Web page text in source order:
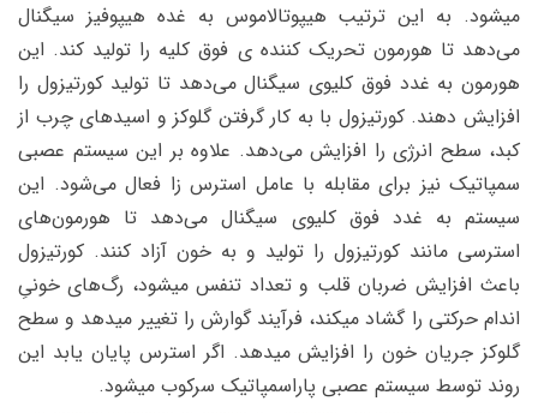
میشود. به این ترتیب هیپوتالاموس به غده هیپوفیز سیگنال
می‌دهد تا هورمون تحریک کننده ی فوق کلیه را تولید کند. این
هورمون به غدد فوق کلیوی سیگنال می‌دهد تا تولید کورتیزول را
افزایش دهند. کورتیزول با به کار گرفتن گلوکز و اسیدهای چرب از
کبد، سطح انرژی را افزایش می‌دهد. علاوه بر این سیستم عصبی
سمپاتیک نیز برای مقابله با عامل استرس زا فعال می‌شود. این
سیستم به غدد فوق کلیوی سیگنال می‌دهد تا هورمون‌های
استرسی مانند کورتیزول را تولید و به خون آزاد کنند. کورتیزول
باعث افزایش ضربان قلب و تعداد تنفس میشود، رگ‌های خونیِ
اندام حرکتی را گشاد میکند، فرآیند گوارش را تغییر میدهد و سطح
گلوکز جریان خون را افزایش میدهد. اگر استرس پایان یابد این
روند توسط سیستم عصبی پاراسمپاتیک سرکوب میشود.